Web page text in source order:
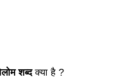
शब्दक्या है ?